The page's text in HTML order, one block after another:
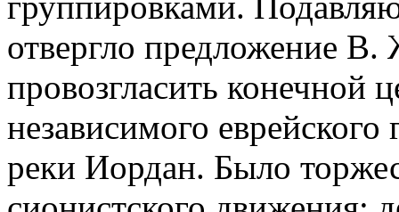
отвергло предложение
провозгласить конечной
независимого еврейского
реки Иордан. Было